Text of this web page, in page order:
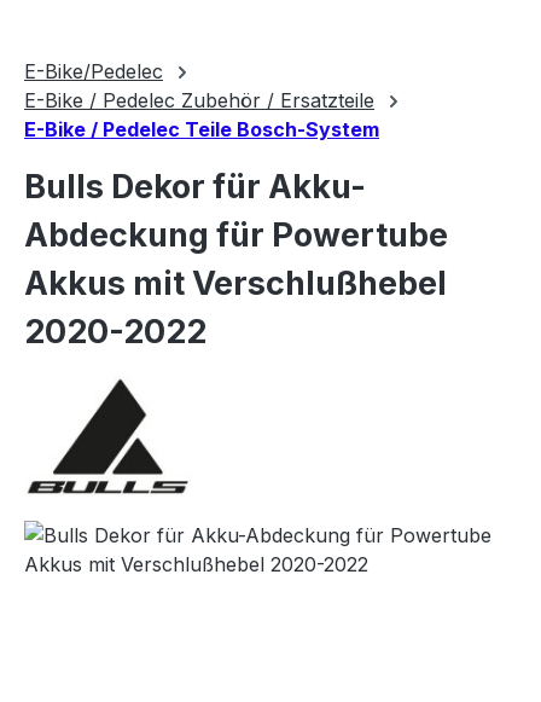
E-Bike/Pedelec
E-Bike / Pedelec Zubehör / Ersatzteile
E-Bike / Pedelec Teile Bosch-System
Bulls Dekor für Akku-
Abdeckung für Powertube
Akkus mit Verschlußhebel
2020-2022
Bildergalerie überspringen